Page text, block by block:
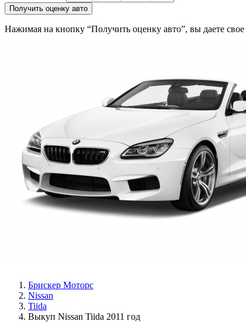
Получить оценку авто
Нажимая на кнопку “Получить оценку авто”, вы даете свое
Брискер Моторс
Nissan
Tiida
Выкуп Nissan Tiida 2011 год